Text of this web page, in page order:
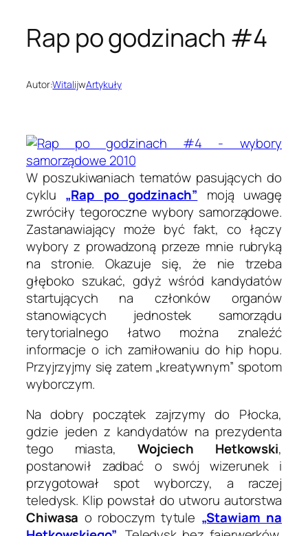
Rap po godzinach #4
Autor:WitalijwArtykuły
W poszukiwaniach tematów pasujących do
cyklu „Rap po godzinach” moją uwagę
zwróciły tegoroczne wybory samorządowe.
Zastanawiający może być fakt, co łączy
wybory z prowadzoną przeze mnie rubryką
na stronie. Okazuje się, że nie trzeba
głęboko szukać, gdyż wśród kandydatów
startujących na członków organów
stanowiących jednostek samorządu
terytorialnego łatwo można znaleźć
informacje o ich zamiłowaniu do hip hopu.
Przyjrzyjmy się zatem „kreatywnym” spotom
wyborczym.
Na dobry początek zajrzymy do Płocka,
gdzie jeden z kandydatów na prezydenta
tego miasta, Wojciech Hetkowski,
postanowił zadbać o swój wizerunek i
przygotował spot wyborczy, a raczej
teledysk. Klip powstał do utworu autorstwa
Chiwasa o roboczym tytule „Stawiam na